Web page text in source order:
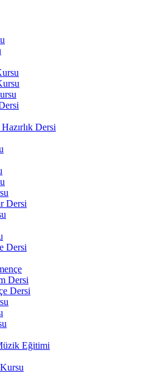
Dersi
Dersi
Dersi
Dersi
Dersi
Eğitimi